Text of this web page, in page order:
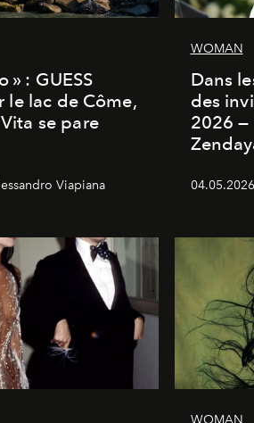
» : GUESS
le lac de Côme,
se pare
Viapiana
WOMAN
Dans
des
2026 —
WOMAN